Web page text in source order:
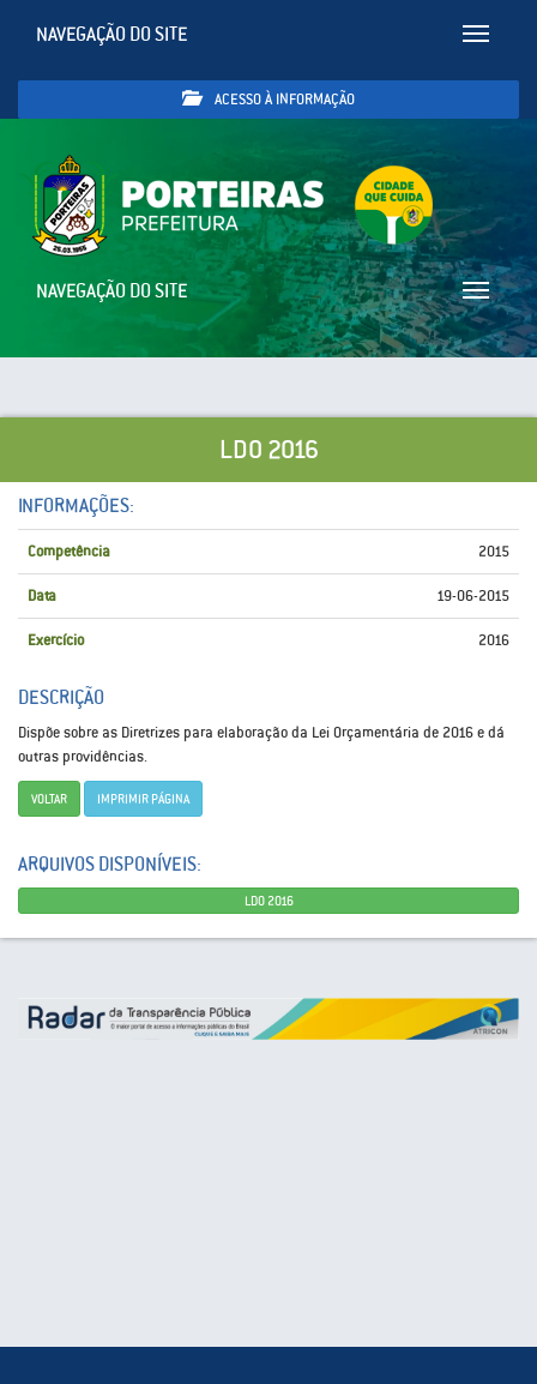
Toggle
NAVEGAÇÃO DO SITE
ACESSO À INFORMAÇÃO
Toggle
NAVEGAÇÃO DO SITE
LDO 2016
INFORMAÇÕES:
Competência 2015
Data 19-06-2015
Exercício 2016
DESCRIÇÃO
Dispõe sobre as Diretrizes para elaboração da Lei Orçamentária de 2016 e dá
outras providências.
VOLTAR IMPRIMIR PÁGINA
ARQUIVOS DISPONÍVEIS:
LDO 2016